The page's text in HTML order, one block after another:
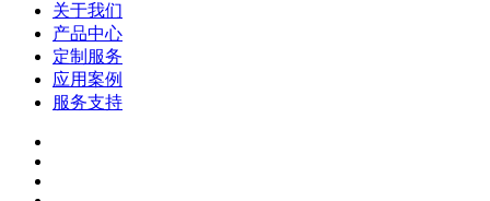
关于我们
产品中心
定制服务
应用案例
服务支持